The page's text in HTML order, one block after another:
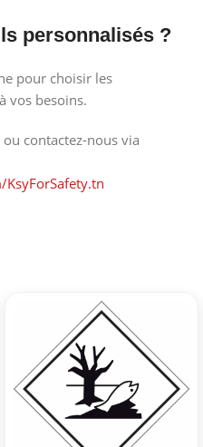
personnalisés ?
pour choisir les
vos besoins.
contactez-nous via